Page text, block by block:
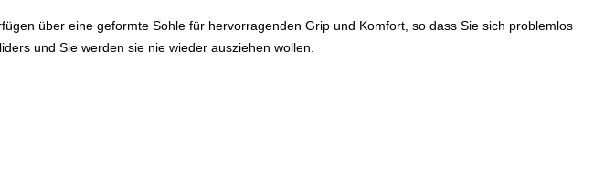
über eine geformte Sohle für hervorragenden Grip und Komfort, so dass Sie sich problemlos
und Sie werden sie nie wieder ausziehen wollen.